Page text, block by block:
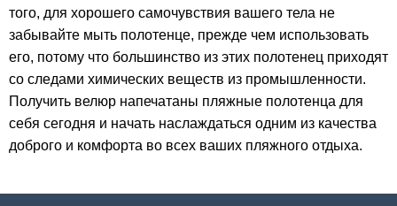
того, для хорошего самочувствия вашего тела не
забывайте мыть полотенце, прежде чем использовать
его, потому что большинство из этих полотенец приходят
со следами химических веществ из промышленности.
Получить велюр напечатаны пляжные полотенца для
себя сегодня и начать наслаждаться одним из качества
доброго и комфорта во всех ваших пляжного отдыха.